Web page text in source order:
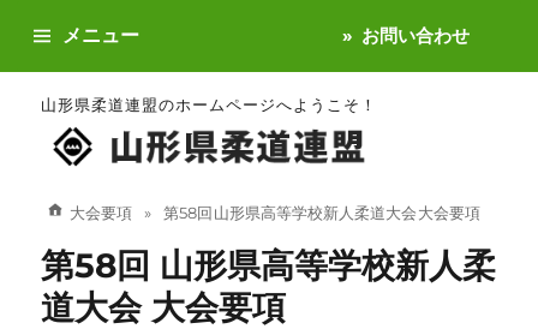
山形県柔道連盟のホームページへようこそ！
メニュー お問い合わせ
大会要項 第58回 山形県高等学校新人柔道大会 大会要項
第58回 山形県高等学校新人柔
道大会 大会要項